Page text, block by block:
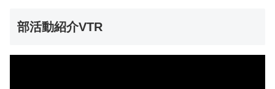
部活動紹介VTR